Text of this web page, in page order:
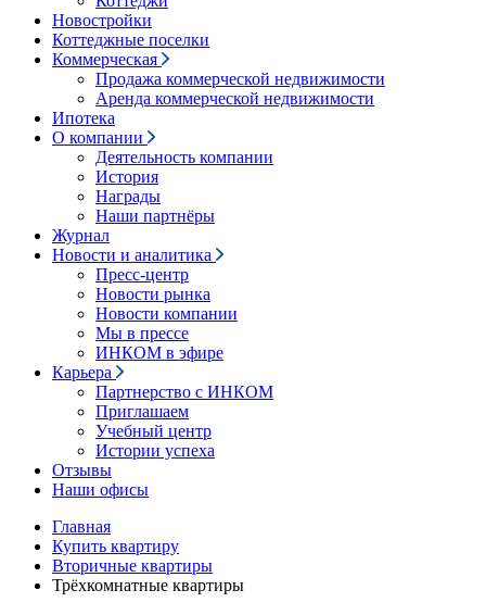
Новостройки
Коттеджные поселки
Коммерческая
Продажа коммерческой недвижимости
Аренда коммерческой недвижимости
Ипотека
О компании
Деятельность компании
История
Награды
Наши партнёры
Журнал
Новости и аналитика
Пресс-центр
Новости рынка
Новости компании
Мы в прессе
ИНКОМ в эфире
Карьера
Партнерство с ИНКОМ
Приглашаем
Учебный центр
Истории успеха
Отзывы
Наши офисы
Главная
Купить квартиру
Вторичные квартиры
Трёхкомнатные квартиры